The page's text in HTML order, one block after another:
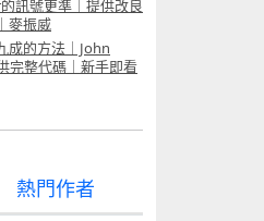
訊號更準｜提供改良
麥振威
成的方法｜John
完整代碼｜新手即看
熱門作者